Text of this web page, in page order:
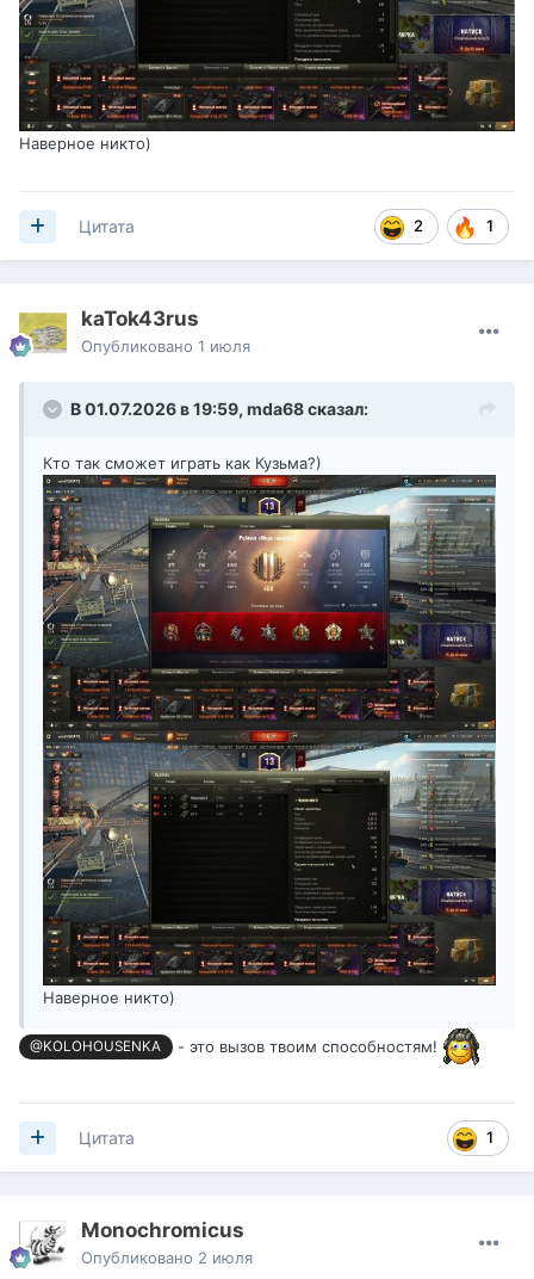
Наверное никто)
2 1
Цитата
kaTok43rus
Опубликовано 1 июля
В 01.07.2026 в 19:59, mda68сказал:
Кто так сможет играть как Кузьма?)
Наверное никто)
@KOLOHOUSENKA - это вызов твоим способностям!
1
Цитата
Monochromicus
Опубликовано 2 июля